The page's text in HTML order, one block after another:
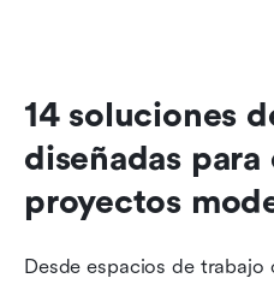
14 soluciones
diseñadas
proyectos
Desde espacios de trabajo